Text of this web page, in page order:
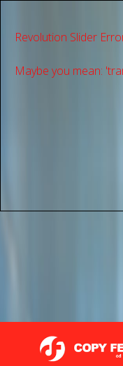
Revolution Slider
Maybe you mean: